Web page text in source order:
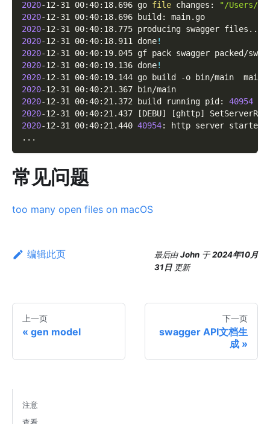
2020-12-31 00:40:18.696 go file changes:
"/Users/
2020-12-31 00:40:18.696 build: main.go
2020-12-31 00:40:18.775 producing swagger files ..
2020-12-31 00:40:18.911 done!
2020-12-31 00:40:19.045 gf pack swagger packed/
2020-12-31 00:40:19.136 done!
2020-12-31 00:40:19.144 go build -o bin/main
2020-12-31 00:40:21.367 bin/main
2020-12-31 00:40:21.372 build running pid: 40954
2020-12-31 00:40:21.437 [DEBU] [ghttp]
2020-12-31 00:40:21.440 40954: http server started
.. .
常见问题
too many open files on macOS
编辑此页 最后由John 于2024年10月
31日 更新
上一页
gen model
下一页
swagger API文档生
成
注意